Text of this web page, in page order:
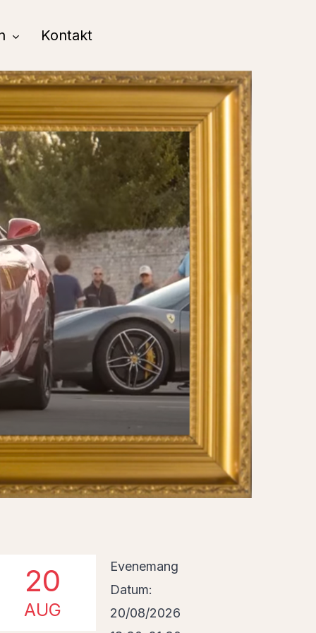
Kontakt
20
AUG
Evenemang
Datum:
20/08/2026